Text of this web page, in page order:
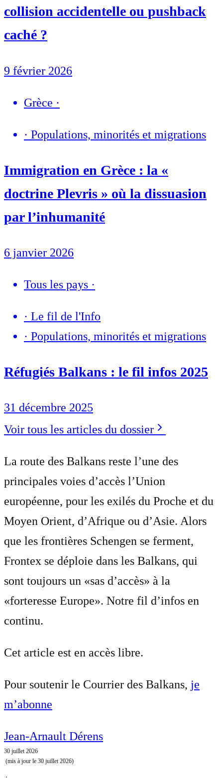
collision accidentelle ou pushback
caché ?
9 février 2026
Grèce ·
· Populations, minorités et migrations
Immigration en Grèce : la «
doctrine Plevris » où la dissuasion
par l’inhumanité
6 janvier 2026
Tous les pays ·
· Le fil de l'Info
· Populations, minorités et migrations
Réfugiés Balkans : le fil infos 2025
31 décembre 2025
Voir tous les articles du dossier
La route des Balkans reste l’une des
principales voies d’accès l’Union
européenne, pour les exilés du Proche et du
Moyen Orient, d’Afrique ou d’Asie. Alors
que les frontières Schengen se ferment,
Frontex se déploie dans les Balkans, qui
sont toujours un «sas d’accès» à la
«forteresse Europe». Notre fil d’infos en
continu.
Cet article est en accès libre.
Pour soutenir le Courrier des Balkans, je
m’abonne
Jean-Arnault Dérens
30 juillet 2026
(mis à jour le 30 juillet 2026)
⋅